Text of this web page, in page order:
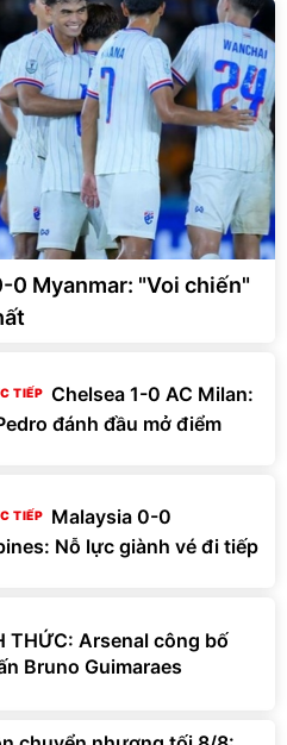
0 Myanmar: "Voi chiến"
Chelsea 1-0 AC Milan:
đánh đầu mở điểm
Malaysia 0-0
Nỗ lực giành vé đi tiếp
THỨC: Arsenal công bố
Bruno Guimaraes